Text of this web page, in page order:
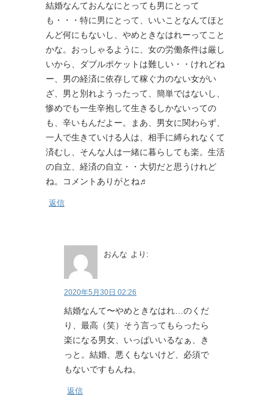
結婚なんておんなにとっても男にとって
も・・・特に男にとって、いいことなんてほと
んど何にもないし、やめときなはれーってこと
かな。おっしゃるように、女の労働条件は厳し
いから、ダブルポケットは難しい・・けれどね
ー、男の経済に依存して稼ぐ力のない女がい
ざ、男と別れようったって、簡単ではないし、
惨めでも一生辛抱して生きるしかないっての
も、辛いもんだよー。まあ、男女に関わらず、
一人で生きていける人は、相手に縛られなくて
済むし、そんな人は一緒に暮らしても楽。生活
の自立、経済の自立・・大切だと思うけれど
ね。コメントありがとね♬
返信
おんな より:
2020年5月30日 02:26
結婚なんて〜やめときなはれ…のくだ
り、最高（笑）そう言ってもらったら
楽になる男女、いっぱいいるなぁ、き
っと。結婚、悪くもないけど、必須で
もないですもんね。
返信